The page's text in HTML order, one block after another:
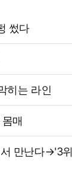
썼다
히는 라인
매
만난다→'3